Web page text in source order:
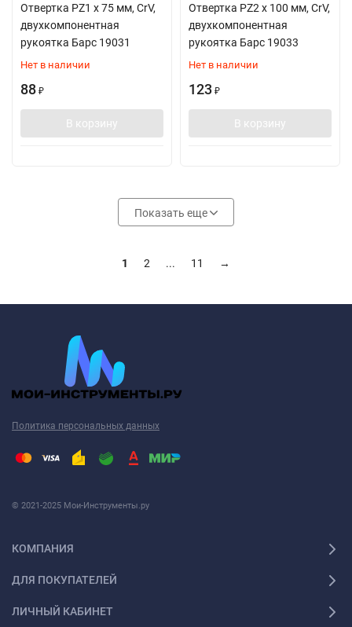
Отвертка PZ1 х 75 мм, CrV,
двухкомпонентная
рукоятка Барс 19031
Нет в наличии
88 ₽
В корзину
Отвертка PZ2 х 100 мм, CrV,
двухкомпонентная
рукоятка Барс 19033
Нет в наличии
123 ₽
В корзину
Показать еще
1 2 ... 11 →
Политика персональных данных
© 2021-2025 Мои-Инструменты.ру
КОМПАНИЯ
ДЛЯ ПОКУПАТЕЛЕЙ
ЛИЧНЫЙ КАБИНЕТ